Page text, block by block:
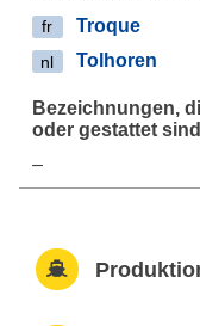
fr Troque
nl Tolhoren
–